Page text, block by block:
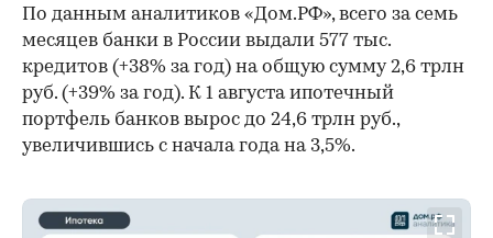
По данным аналитиков «Дом.РФ», всего за семь
месяцев банки в России выдали 577 тыс.
кредитов (+38% за год) на общую сумму 2,6 трлн
руб. (+39% за год). К 1 августа ипотечный
портфель банков вырос до 24,6 трлн руб.,
увеличившись с начала года на 3,5%.